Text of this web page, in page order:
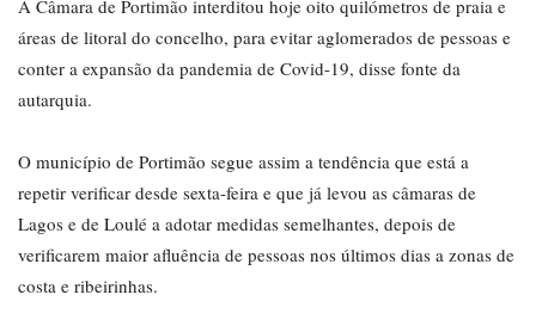
A Câmara de Portimão interditou hoje oito quilómetros de praia e
áreas de litoral do concelho, para evitar aglomerados de pessoas e
conter a expansão da pandemia de Covid-19, disse fonte da
autarquia.
O município de Portimão segue assim a tendência que está a
repetir verificar desde sexta-feira e que já levou as câmaras de
Lagos e de Loulé a adotar medidas semelhantes, depois de
verificarem maior afluência de pessoas nos últimos dias a zonas de
costa e ribeirinhas.